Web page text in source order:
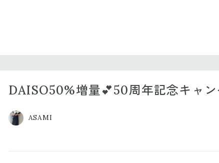
DAISO50%増量💕50周年記念キャン
ASAMI